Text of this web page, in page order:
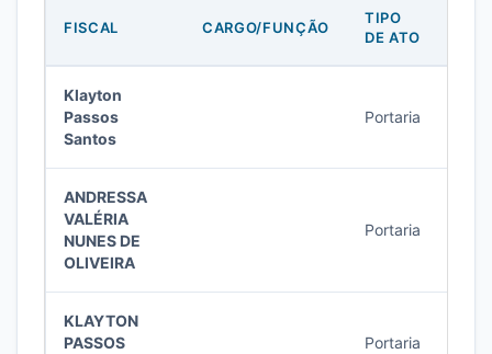
FISCAL CARGO/FUNÇÃO
TIPO
DE ATO
Klayton
Passos
Santos
Portaria
ANDRESSA
VALÉRIA
NUNES DE
OLIVEIRA
Portaria
KLAYTON
PASSOS
Portaria